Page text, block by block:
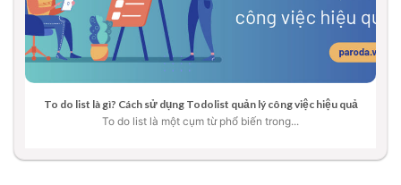
To do list là gì? Cách sử dụng Todolist quản lý công việc hiệu quả
To do list là một cụm từ phổ biến trong...